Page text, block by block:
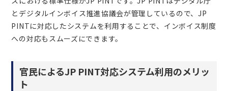
とデジタルインボイス推進協議会が管理しているので、JP
PINTに対応したシステムを利用することで、インボイス制度
への対応もスムーズにできます。
官民によるJP PINT対応システム利用のメリッ
ト